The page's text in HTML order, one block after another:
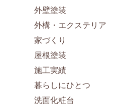
外壁塗装
外構・エクステリア
家づくり
屋根塗装
施工実績
暮らしにひとつ
洗面化粧台